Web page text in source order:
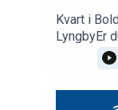
Kvart i
LyngbyEr
Markers
point i
derhen er